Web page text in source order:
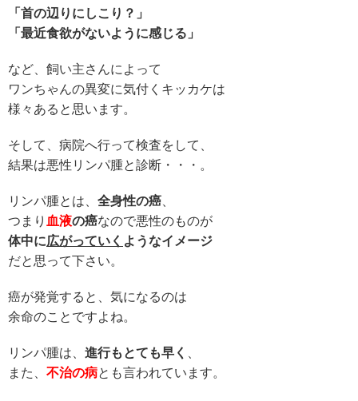
「首の辺りにしこり？」
「最近食欲がないように感じる」
など、飼い主さんによって
ワンちゃんの異変に気付くキッカケは
様々あると思います。
そして、病院へ行って検査をして、
結果は悪性リンパ腫と診断・・・。
リンパ腫とは、 全身性の癌
つまり 血液の癌なので悪性のものが
体中に広がっていく ようなイメージ
だと思って下さい。
癌が発覚すると、気になるのは
余命のことですよね。
リンパ腫は、 進行もとても早く
また、 不治の病とも言われています。